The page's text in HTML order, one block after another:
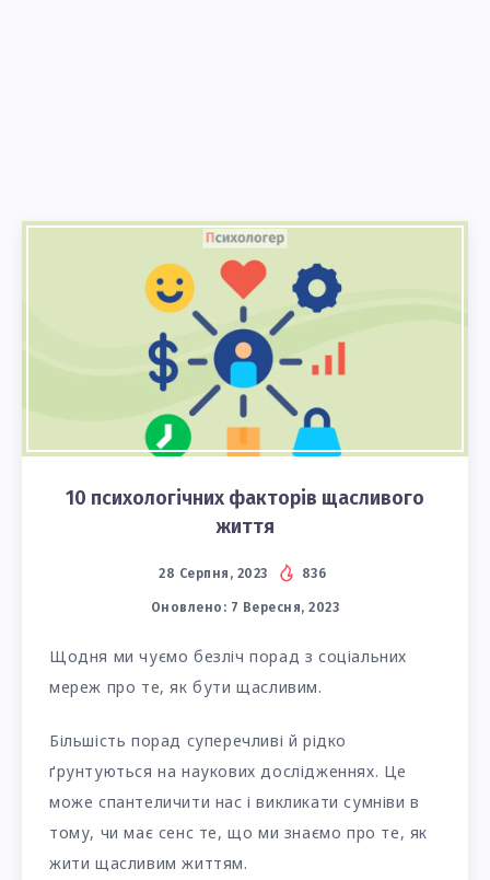
10 психологічних факторів щасливого
життя
28 Серпня, 2023 836
Оновлено: 7 Вересня, 2023
Щодня ми чуємо безліч порад з соціальних
мереж про те, як бути щасливим.
Більшість порад суперечливі й рідко
ґрунтуються на наукових дослідженнях. Це
може спантеличити нас і викликати сумніви в
тому, чи має сенс те, що ми знаємо про те, як
жити щасливим життям.